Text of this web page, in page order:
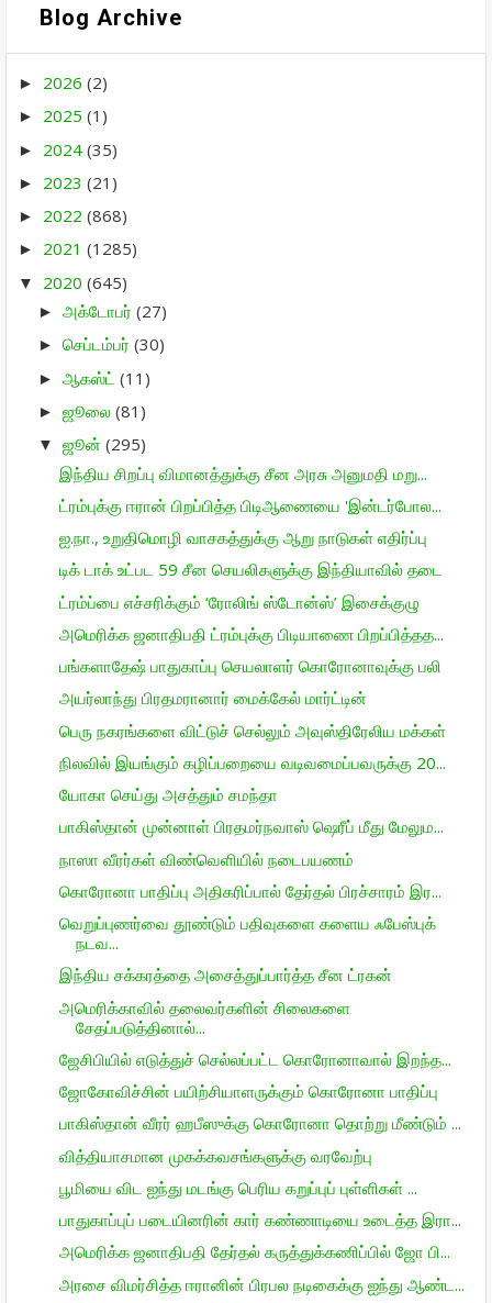
Blog Archive
► 2026 (2)
► 2025 (1)
► 2024 (35)
► 2023 (21)
► 2022 (868)
► 2021 (1285)
▼ 2020 (645)
► அக்டோபர் (27)
► செப்டம்பர் (30)
► ஆகஸ்ட் (11)
► ஜூலை (81)
▼ ஜூன் (295)
இந்திய சிறப்பு விமானத்துக்கு சீன அரசு அனுமதி மறு...
ட்ரம்புக்கு ஈரான் பிறப்பித்த பிடிஆணையை 'இன்டர்போல...
ஐ.நா., உறுதிமொழி வாசகத்துக்கு ஆறு நாடுகள் எதிர்ப்பு
டிக் டாக் உட்பட 59 சீன செயலிகளுக்கு இந்தியாவில் தடை
ட்ரம்ப்பை எச்சரிக்கும் ‘ரோலிங் ஸ்டோன்ஸ்’ இசைக்குழு
அமெரிக்க ஜனாதிபதி ட்ரம்புக்கு பிடியாணை பிறப்பித்தத...
பங்களாதேஷ் பாதுகாப்பு செயலாளர் கொரோனாவுக்கு பலி
அயர்லாந்து பிரதமரானார் மைக்கேல் மார்ட்டின்
பெரு நகரங்களை விட்டுச் செல்லும் அவுஸ்திரேலிய மக்கள்
நிலவில் இயங்கும் கழிப்பறையை வடிவமைப்பவருக்கு 20...
யோகா செய்து அசத்தும் சமந்தா
பாகிஸ்தான் முன்னாள் பிரதமர்நவாஸ் ஷெரீப் மீது மேலும...
நாஸா வீரர்கள் விண்வெளியில் நடைபயணம்
கொரோனா பாதிப்பு அதிகரிப்பால் தேர்தல் பிரச்சாரம் இர...
வெறுப்புணர்வை தூண்டும் பதிவுகளை களைய ஃபேஸ்புக்
நடவ...
இந்திய சக்கரத்தை அசைத்துப்பார்த்த சீன ட்ரகன்
அமெரிக்காவில் தலைவர்களின் சிலைகளை
சேதப்படுத்தினால்...
ஜேசிபியில் எடுத்துச் செல்லப்பட்ட கொரோனாவால் இறந்த...
ஜோகோவிச்சின் பயிற்சியாளருக்கும் கொரோனா பாதிப்பு
பாகிஸ்தான் வீரர் ஹபீஸுக்கு கொரோனா தொற்று மீண்டும் ...
வித்தியாசமான முகக்கவசங்களுக்கு வரவேற்பு
பூமியை விட ஐந்து மடங்கு பெரிய கறுப்புப் புள்ளிகள் ...
பாதுகாப்புப் படையினரின் கார் கண்ணாடியை உடைத்த இரா...
அமெரிக்க ஜனாதிபதி தேர்தல் கருத்துக்கணிப்பில் ஜோ பி...
அரசை விமர்சித்த ஈரானின் பிரபல நடிகைக்கு ஐந்து ஆண்ட...